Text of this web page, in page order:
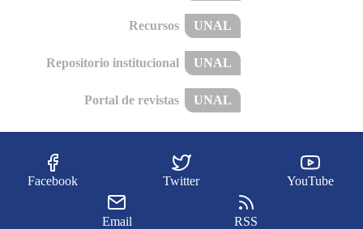
Recursos UNAL
Repositorio institucional UNAL
Portal de revistas UNAL
Facebook Twitter YouTube
Email RSS